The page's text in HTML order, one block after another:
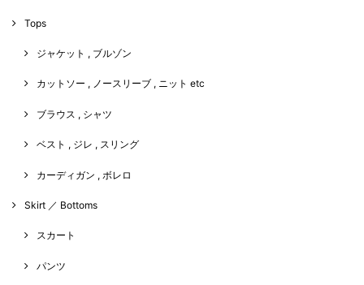
Tops
ジャケット , ブルゾン
カットソー , ノースリーブ , ニット etc
ブラウス , シャツ
ベスト , ジレ , スリング
カーディガン , ボレロ
Skirt ／ Bottoms
スカート
パンツ